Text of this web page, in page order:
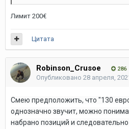
Лимит 200€
Цитата
Robinson_Crusoe 286
Опубликовано 28 апреля,
Смею предположить, что "130
однозначно звучит, можно
набрано позиций и